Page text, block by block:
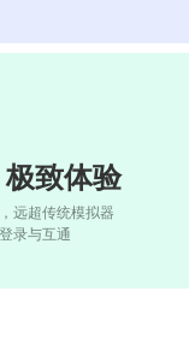
致体验
远超传统模拟器
录与互通